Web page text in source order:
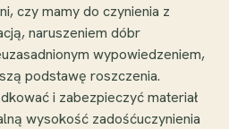
czy mamy do czynienia z
naruszeniem dóbr
wypowiedzeniem,
podstawę roszczenia.
i zabezpieczyć materiał
wysokość zadośćuczynienia